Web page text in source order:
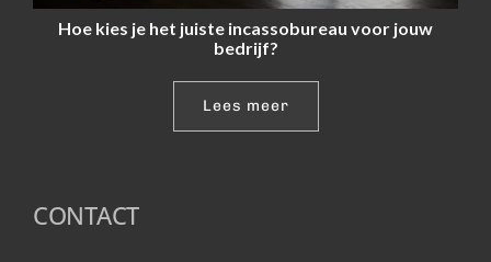
Hoe kies je het juiste incassobureau voor jouw
bedrijf?
Lees meer
CONTACT